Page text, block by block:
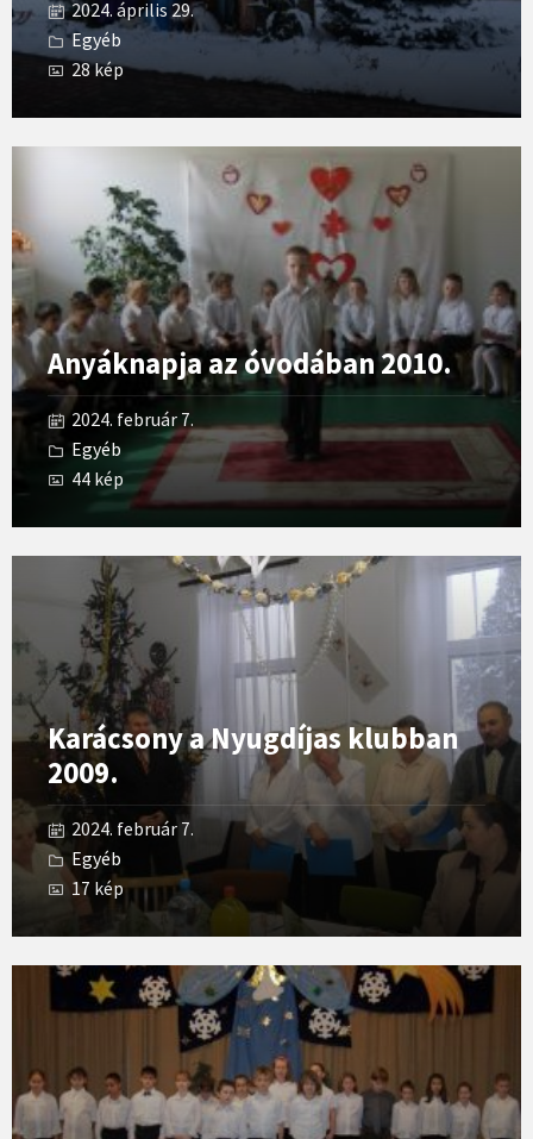
2024. április 29.
Egyéb
28 kép
Anyáknapja az óvodában 2010.
2024. február 7.
Egyéb
44 kép
Karácsony a Nyugdíjas klubban
2009.
2024. február 7.
Egyéb
17 kép
Open